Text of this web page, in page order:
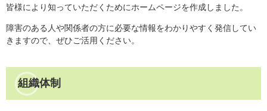
皆様により知っていただくためにホームページを作成しました。
障害のある人や関係者の方に必要な情報をわかりやすく発信してい
きますので、ぜひご活用ください。
組織体制